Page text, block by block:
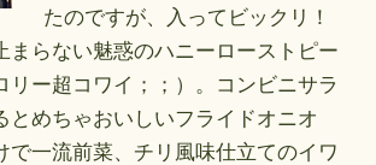
たのですが、入ってビックリ！
まらない魅惑のハニーローストピー
リー超コワイ；；）。コンビニサラ
とめちゃおいしいフライドオニオ
で一流前菜、チリ風味仕立てのイワ